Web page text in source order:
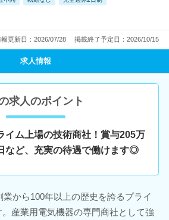
更新日：2026/07/28 掲載終了予定日：2026/10/15
求人情報
求人のポイント
イム上場の技術商社！賞与205万
など、充実の待遇で働けます◎
から100年以上の歴史を誇るプライ
産業用電気機器の専門商社として強